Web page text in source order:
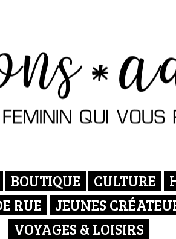
BOUTIQUE CULTURE
RUE JEUNES
VOYAGES & LOISIRS